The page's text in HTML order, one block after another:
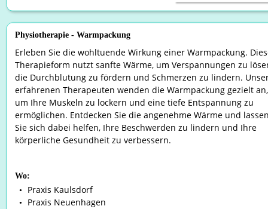
Physiotherapie - Warmpackung
Erleben Sie die wohltuende Wirkung einer Warmpackung.
Therapieform nutzt sanfte Wärme, um Verspannungen zu
die Durchblutung zu fördern und Schmerzen zu lindern.
erfahrenen Therapeuten wenden die Warmpackung gezielt
um Ihre Muskeln zu lockern und eine tiefe Entspannung zu
ermöglichen. Entdecken Sie die angenehme Wärme und
Sie sich dabei helfen, Ihre Beschwerden zu lindern und Ihre
körperliche Gesundheit zu verbessern.
Wo:
•
Praxis Kaulsdorf
• Praxis Neuenhagen